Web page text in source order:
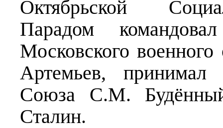
Октябрьской
Парадом
Московского военного
Артемьев, принимал
Союза С.М.
Сталин.